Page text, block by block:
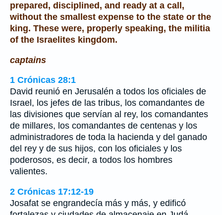
prepared, disciplined, and ready at a call,
without the smallest expense to the state or the
king. These were, properly speaking, the militia
of the Israelites kingdom.
captains
1 Crónicas 28:1
David reunió en Jerusalén a todos los oficiales de
Israel, los jefes de las tribus, los comandantes de
las divisiones que servían al rey, los comandantes
de millares, los comandantes de centenas y los
administradores de toda la hacienda y del ganado
del rey y de sus hijos, con los oficiales y los
poderosos, es decir, a todos los hombres
valientes.
2 Crónicas 17:12-19
Josafat se engrandecía más y más, y edificó